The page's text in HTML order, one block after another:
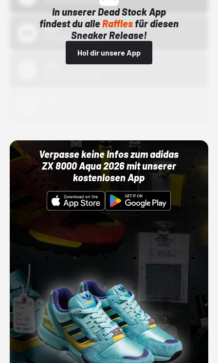
In unserer Dead Stock App
findest du alleRafflesfür diesen
Sneaker Release!
Hol dir unsere App
Bstn
01.10.22 00:00 Uhr
Verpasse keine Infos zum adidas
ZX 8000 Aqua 2026 mit unserer
kostenlosen App